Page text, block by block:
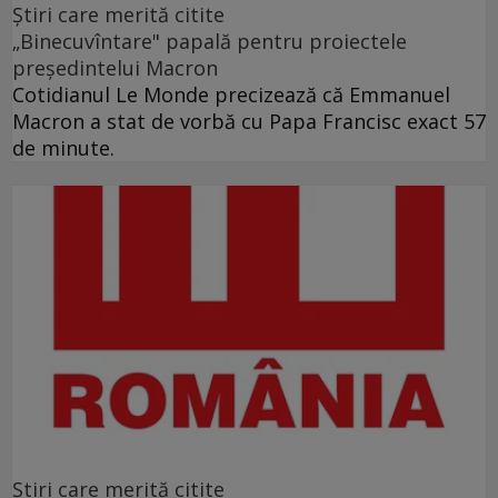
Ştiri care merită citite
„Binecuvîntare" papală pentru proiectele
preşedintelui Macron
Cotidianul Le Monde precizează că Emmanuel
Macron a stat de vorbă cu Papa Francisc exact 57
de minute.
Ştiri care merită citite